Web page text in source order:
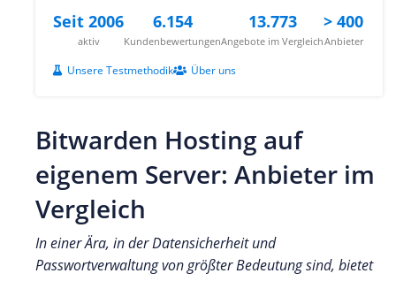
Seit 2006
aktiv
6.154
Kundenbewertungen
13.773
Angebote im Vergleich
> 400
Anbieter
Unsere Testmethodik Über uns
Bitwarden Hosting auf
eigenem Server: Anbieter im
Vergleich
In einer Ära, in der Datensicherheit und
Passwortverwaltung von größter Bedeutung sind, bietet